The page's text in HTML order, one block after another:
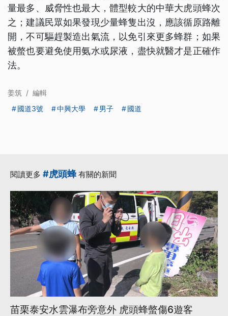
量最多、威脅性也最大，體型較大的中華大虎頭蜂次
之；建議民眾如果發現少量蜂隻出沒，應該循原路離
開，不可驅趕製造出氣流，以免引來更多蜂群；如果
被螫也要避免使用氨水或尿液，盡快就醫才是正確作
法。
姜筑 / 編輯
國道3號
中興大學 男子 國道
閱讀更多 #虎頭蜂 有關的新聞
苗栗泰安水雲瀑布旁意外 虎頭蜂螫傷6遊客